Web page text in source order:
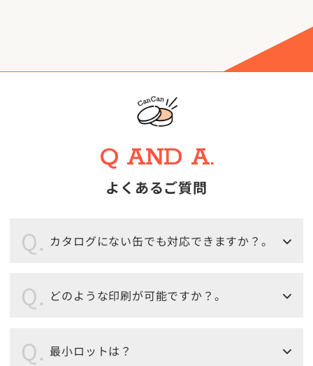
Q AND A.
よくあるご質問
カタログにない缶でも対応できますか？。
どのような印刷が可能ですか？。
最小ロットは？